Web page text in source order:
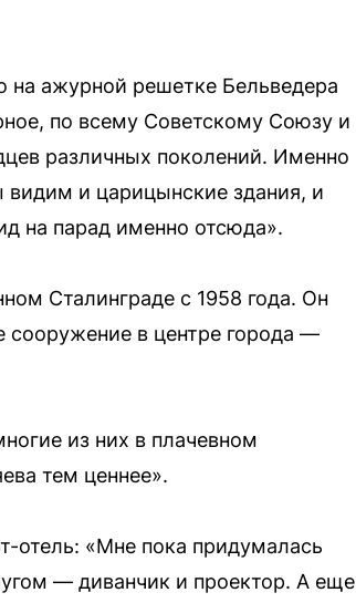
на ажурной решетке Бельведера
по всему Советскому Союзу и
различных поколений. Именно
видим и царицынские здания, и
на парад именно отсюда».
Сталинграде с 1958 года. Он
сооружение в центре города —
из них в плачевном
тем ценнее».
отель: «Мне пока придумалась
— диванчик и проектор. А еще